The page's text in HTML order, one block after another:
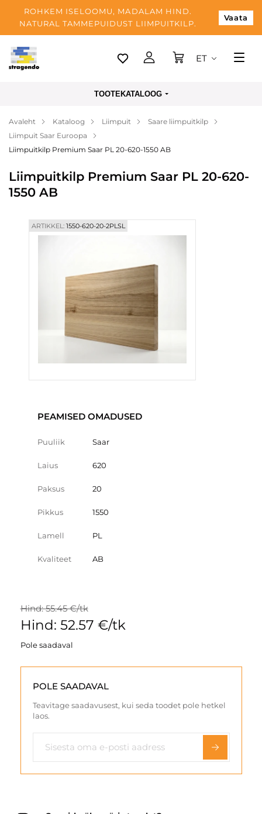
ROHKEM ISELOOMU, MADALAM HIND.
NATURAL TAMMEPUIDUST LIIMPUITKILP.
Vaata
Tallinn
Makse
Meist
Kontaktid
ET
TOOTEKATALOOG
Avaleht Kataloog Liimpuit
Saare liimpuitkilp
Liimpuit Saar Euroopa
Liimpuitkilp Premium Saar PL 20-620-1550 AB
Liimpuitkilp Premium Saar PL 20-620-
1550 AB
ARTIKKEL:1550-620-20-2PLSL
PEAMISED OMADUSED
Puuliik Saar
Laius 620
Paksus 20
Pikkus 1550
Lamell PL
Kvaliteet AB
Hind: 55.45 €/tk
Hind: 52.57 €/tk
Pole saadaval
POLE SAADAVAL
Teavitage saadavusest, kui seda toodet pole hetkel
laos.